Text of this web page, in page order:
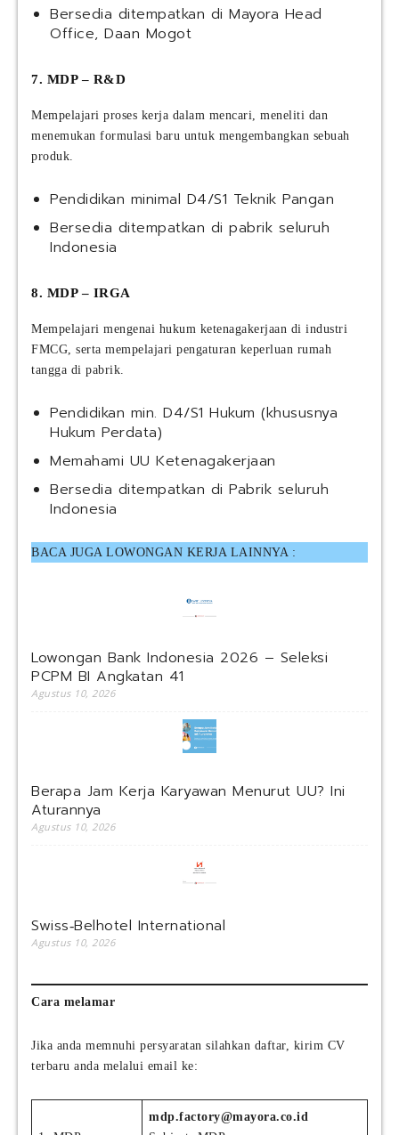
Bersedia ditempatkan di Mayora Head
Office, Daan Mogot
7. MDP – R&D
Mempelajari proses kerja dalam mencari, meneliti dan
menemukan formulasi baru untuk mengembangkan sebuah
produk.
Pendidikan minimal D4/S1 Teknik Pangan
Bersedia ditempatkan di pabrik seluruh
Indonesia
8. MDP – IRGA
Mempelajari mengenai hukum ketenagakerjaan di industri
FMCG, serta mempelajari pengaturan keperluan rumah
tangga di pabrik.
Pendidikan min. D4/S1 Hukum (khususnya
Hukum Perdata)
Memahami UU Ketenagakerjaan
Bersedia ditempatkan di Pabrik seluruh
Indonesia
BACA JUGA LOWONGAN KERJA LAINNYA :
Lowongan Bank Indonesia 2026 – Seleksi
PCPM BI Angkatan 41
Agustus 10, 2026
Berapa Jam Kerja Karyawan Menurut UU? Ini
Aturannya
Agustus 10, 2026
Swiss‑Belhotel International
Agustus 10, 2026
Cara melamar
Jika anda memnuhi persyaratan silahkan daftar, kirim CV
terbaru anda melalui email ke:
mdp.factory@mayora.co.id